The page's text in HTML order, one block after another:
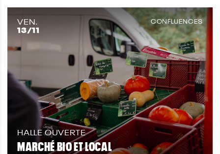
VEN.
13/11
CONFLUENCES
HALLE OUVERTE
MARCHÉ BIO ET LOCAL